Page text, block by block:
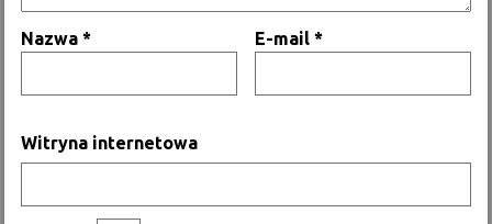
Nazwa* E-mail*
Witryna internetowa